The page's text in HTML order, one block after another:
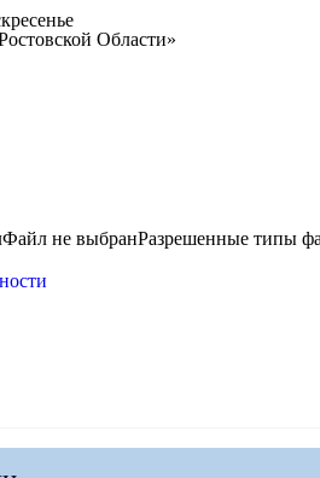
Области»
Файл не выбранРазрешенные типы